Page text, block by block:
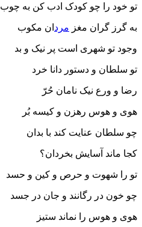
تو خود را چو کودک ادب کن به چوب
به گرز گران مغز مرد ان مکوب
وجود تو شهری است پر نیک و بد
تو سلطان و دستور دانا خرد
رضا و ورع نیک نامان حُرّ
هوی و هوس رهزن و کیسه بُر
چو سلطان عنایت کند با بدان
کجا ماند آسایش بخردان؟
تو را شهوت و حرص و کین و حسد
چو خون در رگانند و جان در جسد
هوی و هوس را نماند ستیز